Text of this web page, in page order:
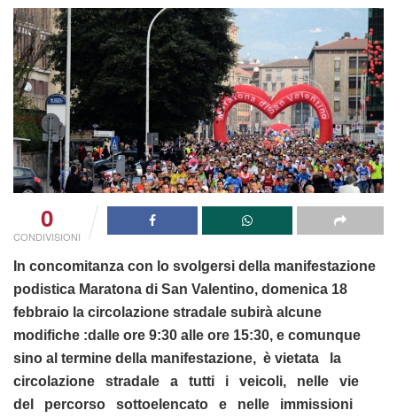
0
CONDIVISIONI
In concomitanza con lo svolgersi della manifestazione
podistica Maratona di San Valentino, domenica 18
febbraio la circolazione stradale subirà alcune
modifiche :dalle ore 9:30 alle ore 15:30, e comunque
sino al termine della manifestazione, è vietata la
circolazione stradale a tutti i veicoli, nelle vie
del percorso sottoelencato e nelle immissioni